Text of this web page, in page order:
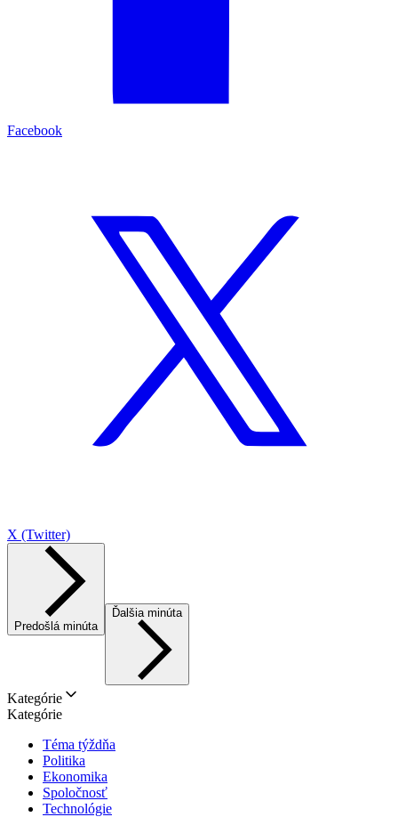
Facebook
X (Twitter)
Predošlá minúta
Ďalšia minúta
Kategórie
Kategórie
Téma týždňa
Politika
Ekonomika
Spoločnosť
Technológie